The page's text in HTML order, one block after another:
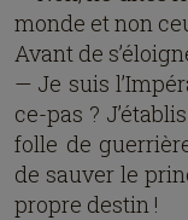
monde et non
Avant de
— Je suis
ce-pas ?
folle de
de sauver le
propre destin !